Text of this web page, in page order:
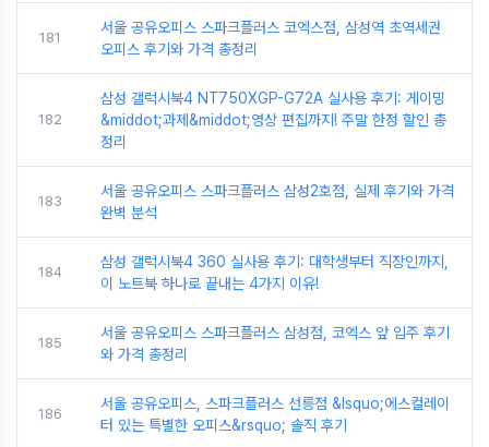
181
서울 공유오피스 스파크플러스 코엑스점, 삼성역 초역세권
오피스 후기와 가격 총정리
182
삼성 갤럭시북4 NT750XGP-G72A 실사용 후기: 게이밍
&middot;과제&middot;영상 편집까지! 주말 한정 할인 총
정리
183
서울 공유오피스 스파크플러스 삼성2호점, 실제 후기와 가격
완벽 분석
184
삼성 갤럭시북4 360 실사용 후기: 대학생부터 직장인까지,
이 노트북 하나로 끝내는 4가지 이유!
185
서울 공유오피스 스파크플러스 삼성점, 코엑스 앞 입주 후기
와 가격 총정리
186
서울 공유오피스, 스파크플러스 선릉점 &lsquo;에스컬레이
터 있는 특별한 오피스&rsquo; 솔직 후기